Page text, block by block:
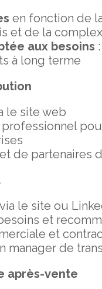
en fonction de
et de la
aux besoins
à long terme
le site web
professionnel
de partenaires
le site ou
et
et
manager de
après-vente